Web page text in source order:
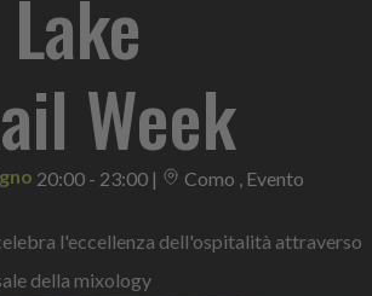
Week
20:00 - 23:00 |
Como , Evento
l'eccellenza dell'ospitalità attraverso
della mixology